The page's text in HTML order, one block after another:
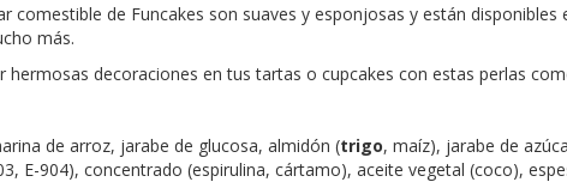
comestible de Funcakes son suaves y esponjosas y están
más.
hermosas decoraciones en tus tartas o cupcakes con estas perlas
de arroz, jarabe de glucosa, almidón (trigo, maíz), jarabe de
E-904), concentrado (espirulina, cártamo), aceite vegetal (coco),